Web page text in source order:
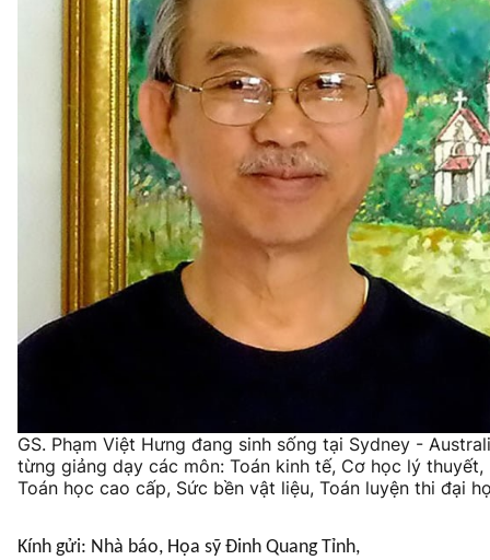
GS. Phạm Việt Hưng đang sinh sống tại Sydney -
từng giảng dạy các môn: Toán kinh tế, Cơ học lý thuyết,
Toán học cao cấp, Sức bền vật liệu, Toán luyện thi đại
Kính gửi: Nhà báo, Họa sỹ Đinh Quang Tỉnh,